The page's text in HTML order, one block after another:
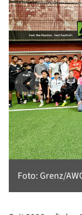
Foto: Grenz/